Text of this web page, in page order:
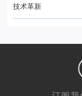
技术革新